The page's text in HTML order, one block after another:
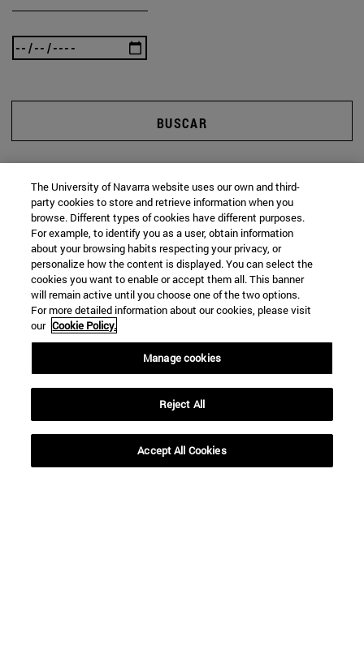
BUSCAR
The University of Navarra website uses our own and third-
party cookies to store and retrieve information when you
browse. Different types of cookies have different purposes.
For example, to identify you as a user, obtain information
about your browsing habits respecting your privacy, or
personalize how the content is displayed. You can select the
cookies you want to enable or accept them all. This banner
will remain active until you choose one of the two options.
For more detailed information about our cookies, please visit
our Cookie Policy.
Manage cookies
Reject All
Accept All Cookies